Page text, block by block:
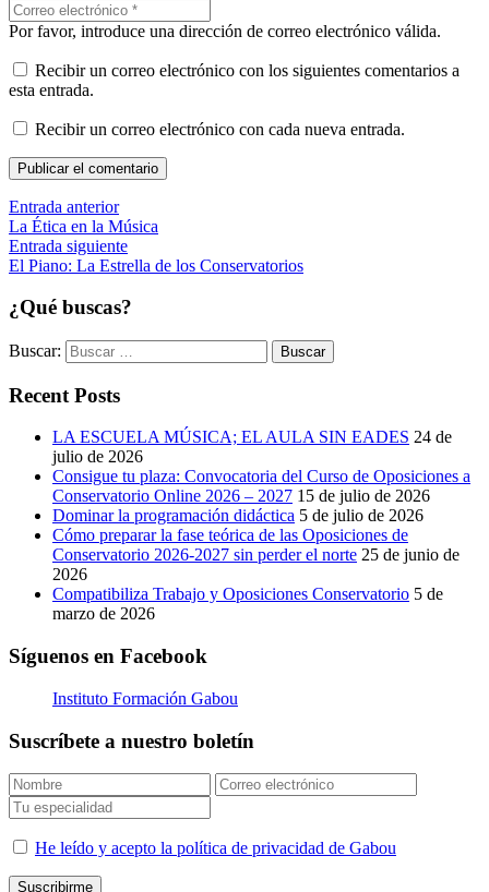
Por favor, introduce una dirección de correo electrónico válida.
Recibir un correo electrónico con los siguientes comentarios a
esta entrada.
Recibir un correo electrónico con cada nueva entrada.
Publicar el comentario
Entrada anterior
La Ética en la Música
Entrada siguiente
El Piano: La Estrella de los Conservatorios
¿Qué buscas?
Buscar:
Recent Posts
LA ESCUELA MÚSICA; EL AULA SIN EADES 24 de
julio de 2026
Consigue tu plaza: Convocatoria del Curso de Oposiciones a
Conservatorio Online 2026 – 2027 15 de julio de 2026
Dominar la programación didáctica 5 de julio de 2026
Cómo preparar la fase teórica de las Oposiciones de
Conservatorio 2026-2027 sin perder el norte 25 de junio de
2026
Compatibiliza Trabajo y Oposiciones Conservatorio 5 de
marzo de 2026
Síguenos en Facebook
Instituto Formación Gabou
Suscríbete a nuestro boletín
He leído y acepto la política de privacidad de Gabou